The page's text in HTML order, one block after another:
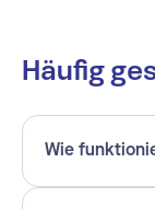
Häufig
Wie